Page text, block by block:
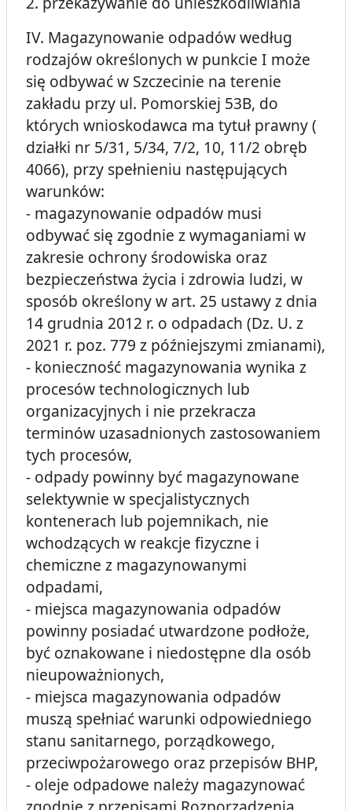
IV. Magazynowanie odpadów według
rodzajów określonych w punkcie I może
się odbywać w Szczecinie na terenie
zakładu przy ul. Pomorskiej 53B, do
których wnioskodawca ma tytuł prawny (
działki nr 5/31, 5/34, 7/2, 10, 11/2 obręb
4066), przy spełnieniu następujących
warunków:
- magazynowanie odpadów musi
odbywać się zgodnie z wymaganiami w
zakresie ochrony środowiska oraz
bezpieczeństwa życia i zdrowia ludzi, w
sposób określony w art. 25 ustawy z dnia
14 grudnia 2012 r. o odpadach (Dz. U. z
2021 r. poz. 779 z późniejszymi zmianami),
- konieczność magazynowania wynika z
procesów technologicznych lub
organizacyjnych i nie przekracza
terminów uzasadnionych zastosowaniem
tych procesów,
- odpady powinny być magazynowane
selektywnie w specjalistycznych
kontenerach lub pojemnikach, nie
wchodzących w reakcje fizyczne i
chemiczne z magazynowanymi
odpadami,
- miejsca magazynowania odpadów
powinny posiadać utwardzone podłoże,
być oznakowane i niedostępne dla osób
nieupoważnionych,
- miejsca magazynowania odpadów
muszą spełniać warunki odpowiedniego
stanu sanitarnego, porządkowego,
przeciwpożarowego oraz przepisów BHP,
- oleje odpadowe należy magazynować